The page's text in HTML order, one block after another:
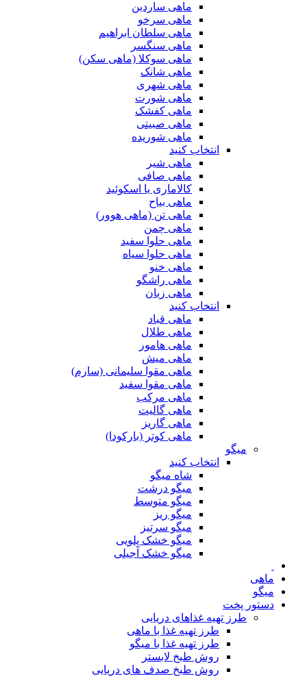
ماهی ساردین
ماهی سرخو
ماهی سلطان ابراهیم
ماهی سنگسر
ماهی سوکلا (ماهی سکن)
ماهی شانک
ماهی شهری
ماهی شورت
ماهی کفشک
ماهی صبیتی
ماهی شوریده
انتخاب کنید
ماهی شیر
ماهی صافی
کالاماری یا اسکوئید
ماهی بیاح
ماهی تن (ماهی هوور)
ماهی چمن
ماهی حلوا سفید
ماهی حلوا سیاه
ماهی خنو
ماهی راشگو
ماهی زبان
انتخاب کنید
ماهی قباد
ماهی طلال
ماهی هامور
ماهی میش
ماهی مقوا سلیمانی (سارم)
ماهی مقوا سفید
ماهی مرکب
ماهی گالیت
ماهی گاریز
ماهی کوتر (بارکودا)
میگو
انتخاب کنید
شاه میگو
میگو درشت
میگو متوسط
میگو ریز
میگو سرتیز
میگو خشک پلویی
میگو خشک آجیلی
ماهی
میگو
دستور پخت
طرز تهیه غذاهای دریایی
طرز تهیه غذا با ماهی
طرز تهیه غذا با میگو
روش طبخ لابستر
روش طبخ صدف های دریایی